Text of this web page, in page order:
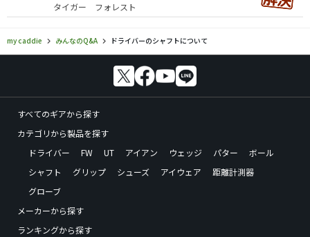
タイガー フォレスト
my caddie みんなのQ&A ドライバーのシャフトについて
すべてのギアから探す
カテゴリから製品を探す
ドライバー
FW UT アイアン ウェッジ パター
ボール
シャフト
グリップ シューズ アイウェア
距離計測器
グローブ
メーカーから探す
ランキングから探す